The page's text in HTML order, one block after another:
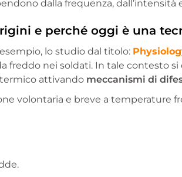
dalla frequenza, dall’intensità
e perché oggi è una
lo studio dal titolo:
freddo nei soldati. In tale contesto
termico attivando meccanismi di
volontaria e breve a temperature